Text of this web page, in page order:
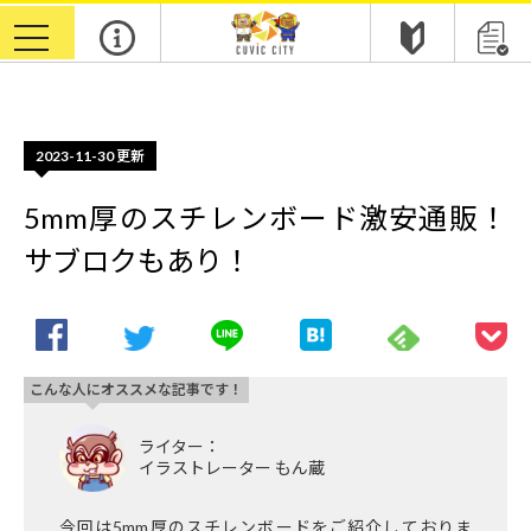
toggle
navigation
2023-11-30更新
5mm厚のスチレンボード激安通販！
サブロクもあり！
ライター：
イラストレーター もん蔵
今回は5mm厚のスチレンボードをご紹介しておりま
こんな人にオススメな記事です！